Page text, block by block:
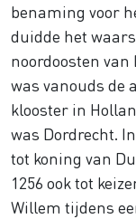
benaming voor
duidde het
noordoosten
was vanouds de
klooster in
was Dordrecht.
tot koning van
1256 ook tot
Willem tijdens